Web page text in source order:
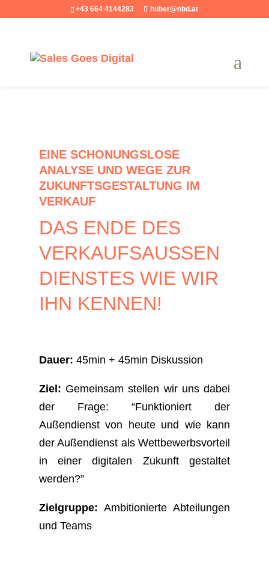
+43 664 4144283 huber@nbd.at
EINE SCHONUNGSLOSE
ANALYSE UND WEGE ZUR
ZUKUNFTSGESTALTUNG IM
VERKAUF
DAS ENDE DES
VERKAUFSAUSSEN
DIENSTES WIE WIR
IHN KENNEN!
Dauer: 45min + 45min Diskussion
Ziel: Gemeinsam stellen wir uns dabei
der Frage: “Funktioniert der
Außendienst von heute und wie kann
der Außendienst als Wettbewerbsvorteil
in einer digitalen Zukunft gestaltet
werden?”
Zielgruppe: Ambitionierte Abteilungen
und Teams